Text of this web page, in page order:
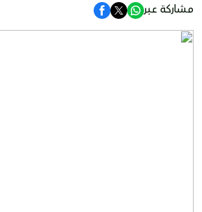
مشاركة عبر